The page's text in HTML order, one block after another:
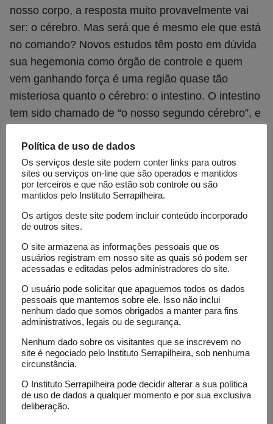
nosso corpo, a resposta muito provavelmente vai
ser: o cérebro. Mas será que é mesmo ele que está
no comando? Novos estudos têm posto em dúvida
sua hegemonia como órgão de controle e quem
vem ganhando força é uma região quase tão
misteriosa quanto o cérebro: o intestino. O intestino
tem sido chamado de “o nosso segundo cérebro”, e
vivendo em nossas entranhas. Os neurônios
intestinais mantêm um contato direto com o
cérebro, podendo ter impacto em nosso
comportamento.
O leitor agora deve já ter entendido aonde estou
querendo chegar. Isso mesmo: o cérebro e o
intestino podem trabalhar juntos ditando nossos
pensamentos e ações. Então é possível dizer que o
intestino interfere no funcionamento do cérebro e
vice-versa, e atualmente até existe uma área de
pesquisa voltada somente para o tão falado eixo
intestino-cérebro. Uma breve busca na maior base
de dados de pesquisa biomédica (o PubMed) com o
termo “intestino-cérebro” em inglês (
gut-brain axis
mostra que somente em 2022 foram produzidos no
mundo mais de 1.400 artigos científicos a respeito
Política de uso de dados
Os serviços deste site podem conter links para outros
sites ou serviços on-line que são operados e mantidos
por terceiros e que não estão sob controle ou são
mantidos pelo Instituto Serrapilheira.
Os artigos deste site podem incluir conteúdo incorporado
de outros sites.
O site armazena as informações pessoais que os
usuários registram em nosso site as quais só podem ser
acessadas e editadas pelos administradores do site.
O usuário pode solicitar que apaguemos todos os dados
pessoais que mantemos sobre ele. Isso não inclui
nenhum dado que somos obrigados a manter para fins
administrativos, legais ou de segurança.
Nenhum dado sobre os visitantes que se inscrevem no
site é negociado pelo Instituto Serrapilheira, sob nenhuma
circunstância.
O Instituto Serrapilheira pode decidir alterar a sua política
de uso de dados a qualquer momento e por sua exclusiva
deliberação.